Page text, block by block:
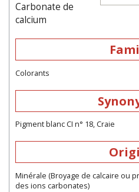
Carbonate de
calcium
Colorants
Pigment blanc CI n° 18, Craie
Minérale (Broyage de calcaire ou
des ions carbonates)